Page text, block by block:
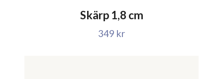
Skärp 1,8 cm
349 kr